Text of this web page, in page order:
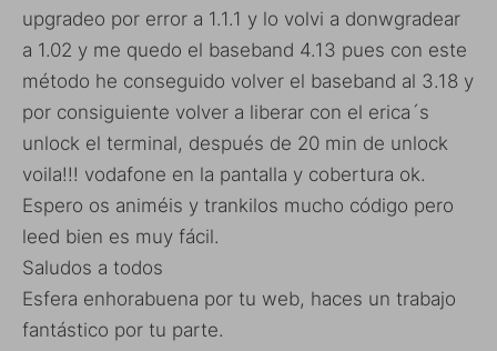
upgradeo por error a 1.1.1 y lo volvi a donwgradear
a 1.02 y me quedo el baseband 4.13 pues con este
método he conseguido volver el baseband al 3.18 y
por consiguiente volver a liberar con el erica´s
unlock el terminal, después de 20 min de unlock
voila!!! vodafone en la pantalla y cobertura ok.
Espero os animéis y trankilos mucho código pero
leed bien es muy fácil.
Saludos a todos
Esfera enhorabuena por tu web, haces un trabajo
fantástico por tu parte.